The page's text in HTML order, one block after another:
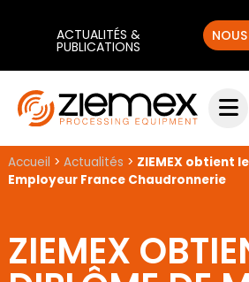
ACTUALITÉS &
PUBLICATIONS
Accueil > Actualités > ZIEMEX obtient
Employeur France Chaudronnerie
ZIEMEX